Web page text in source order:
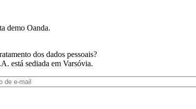
demo Oanda.
dos dados pessoais?
está sediada em Varsóvia.